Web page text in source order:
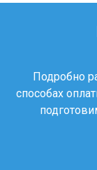
Подробно
способах